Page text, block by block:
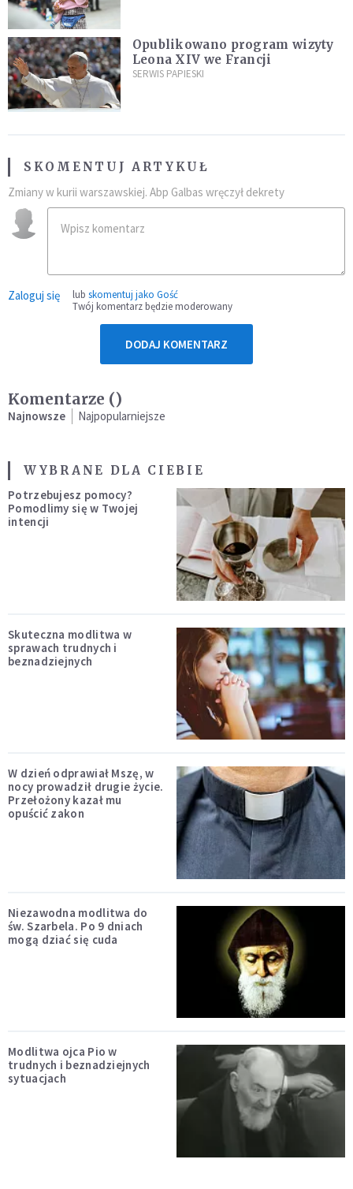
Opublikowano program wizyty
Leona XIV we Francji
SERWIS PAPIESKI
SKOMENTUJ ARTYKUŁ
Zmiany w kurii warszawskiej. Abp Galbas wręczył dekrety
Zaloguj się lub skomentuj jako Gość
Twój komentarz będzie moderowany
DODAJ KOMENTARZ
Komentarze ()
Najnowsze Najpopularniejsze
WYBRANE DLA CIEBIE
Potrzebujesz pomocy?
Pomodlimy się w Twojej
intencji
Skuteczna modlitwa w
sprawach trudnych i
beznadziejnych
W dzień odprawiał Mszę, w
nocy prowadził drugie życie.
Przełożony kazał mu
opuścić zakon
Niezawodna modlitwa do
św. Szarbela. Po 9 dniach
mogą dziać się cuda
Modlitwa ojca Pio w
trudnych i beznadziejnych
sytuacjach